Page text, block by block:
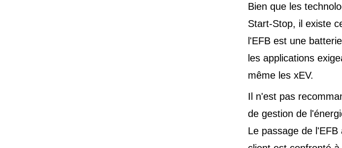
Bien que les
Start-Stop, il existe
l'EFB est une
les applications
même les xEV.
Il n'est pas
de gestion de
Le passage de